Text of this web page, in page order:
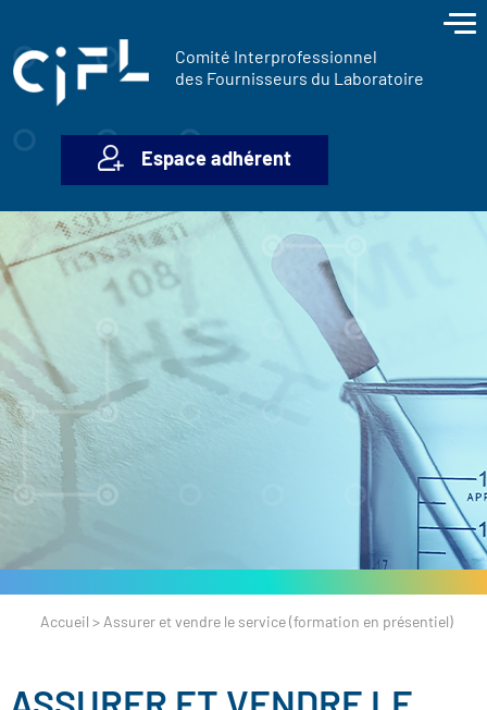
Comité Interprofessionnel
des Fournisseurs du Laboratoire
Espace adhérent
Accueil > Assurer et vendre le service (formation en présentiel)